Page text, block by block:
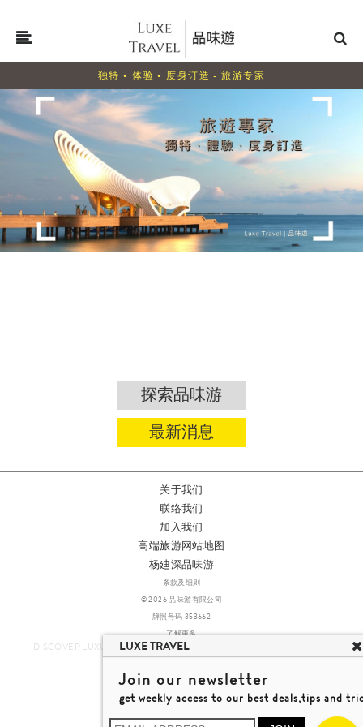
独特 • 体验 • 度身订造 - 旅游专家
探索品味游
最新消息
关于我们
联络我们
加入我们
高端旅游网站地图
杨廸深品味游
条款及细则
© 2026 品味游有限公司
牌照号码 353662
了解更多
DISCOVER LUXURY TRAVEL IN A DIFFERENT WAY 发现与探索豪华旅游
LUXE TRAVEL
Join our newsletter
get weekly access to our best deals,tips and